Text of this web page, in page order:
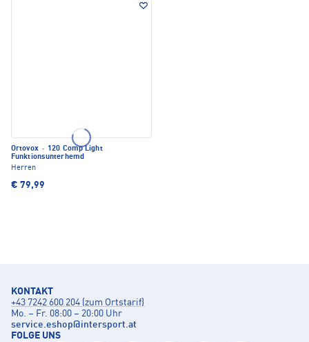
Ortovox · 120 Comp Light
Funktionsunterhemd
Herren
€ 79,99
KONTAKT
+43 7242 600 204 (zum Ortstarif)
Mo. – Fr. 08:00 – 20:00 Uhr
service.eshop@intersport.at
FOLGE UNS